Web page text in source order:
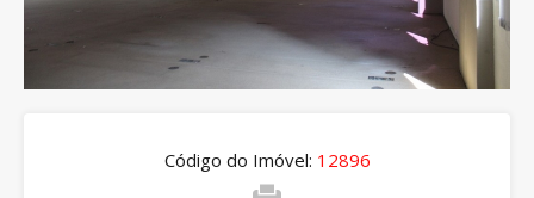
Código do Imóvel: 12896